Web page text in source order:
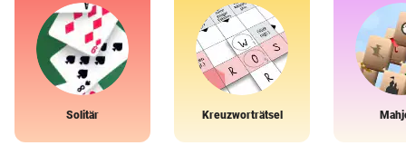
Solitär Kreuzworträtsel